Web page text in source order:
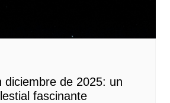
diciembre de 2025: un
fascinante